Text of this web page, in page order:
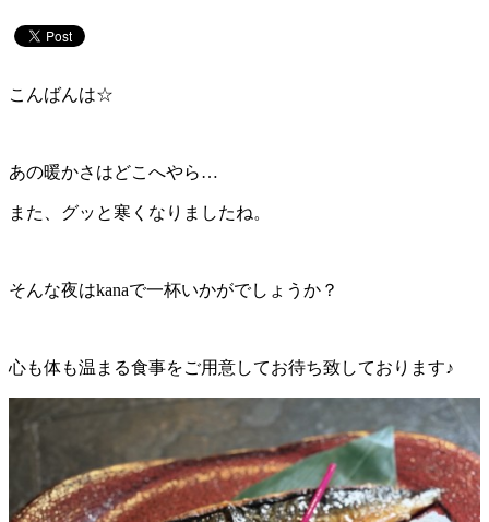
こんばんは☆
あの暖かさはどこへやら…
また、グッと寒くなりましたね。
そんな夜はkanaで一杯いかがでしょうか？
心も体も温まる食事をご用意してお待ち致しております♪